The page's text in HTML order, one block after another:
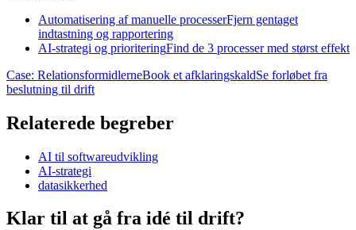
Automatisering af manuelle processerFjern gentaget
indtastning og rapportering
AI-strategi og prioriteringFind de 3 processer med størst effekt
Case: RelationsformidlerneBook et afklaringskaldSe forløbet fra
beslutning til drift
Relaterede begreber
AI til softwareudvikling
AI-strategi
datasikkerhed
Klar til at gå fra idé til drift?